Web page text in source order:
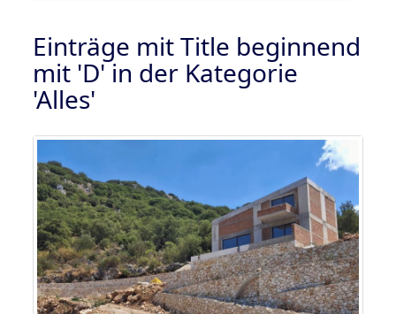
Einträge mit Title beginnend
mit 'D' in der Kategorie
'Alles'